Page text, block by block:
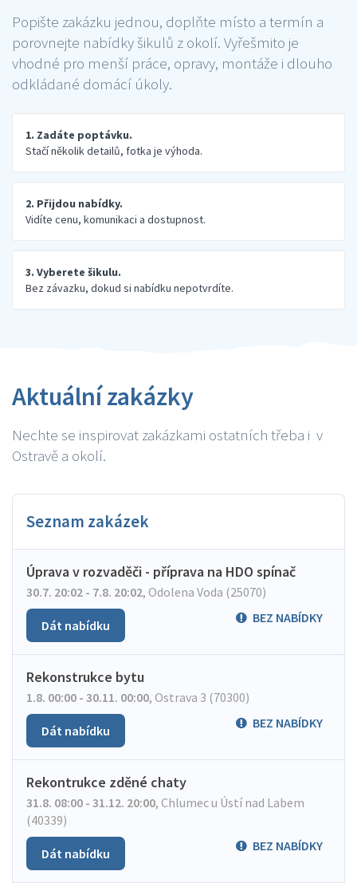
Popište zakázku jednou, doplňte místo a termín a
porovnejte nabídky šikulů z okolí. Vyřešmito je
vhodné pro menší práce, opravy, montáže i dlouho
odkládané domácí úkoly.
1. Zadáte poptávku.
Stačí několik detailů, fotka je výhoda.
2. Přijdou nabídky.
Vidíte cenu, komunikaci a dostupnost.
3. Vyberete šikulu.
Bez závazku, dokud si nabídku nepotvrdíte.
Aktuální zakázky
Nechte se inspirovat zakázkami ostatních třeba i v
Ostravě a okolí.
Seznam zakázek
Úprava v rozvaděči - příprava na HDO spínač
30.7. 20:02 - 7.8. 20:02, Odolena Voda (25070)
BEZ NABÍDKY
Dát nabídku
Rekonstrukce bytu
1.8. 00:00 - 30.11. 00:00, Ostrava 3 (70300)
BEZ NABÍDKY
Dát nabídku
Rekontrukce zděné chaty
31.8. 08:00 - 31.12. 20:00, Chlumec u Ústí nad Labem
(40339)
BEZ NABÍDKY
Dát nabídku